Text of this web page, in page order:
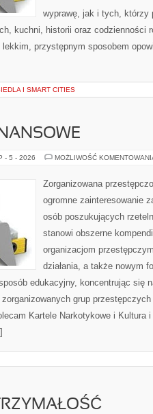
wyprawę, jak i tych, którzy
kuchni, historii oraz codzienności
przystępnym sposobem
I SMART CITIES
- 5 - 2026 MOŻLIWOŚĆ
Zorganizowana
ogromne zainteresowanie
osób poszukujących
stanowi obszerne
organizacjom
działania, a także nowym
edukacyjny, koncentrując się
grup
Kartele Narkotykowe i Kultura